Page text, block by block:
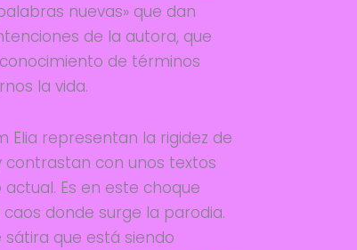
nuevas» que dan
de la autora, que
de términos
la vida.
Elia representan la rigidez de
contrastan con unos textos
Es en este choque
donde surge la parodia.
sátira que está siendo